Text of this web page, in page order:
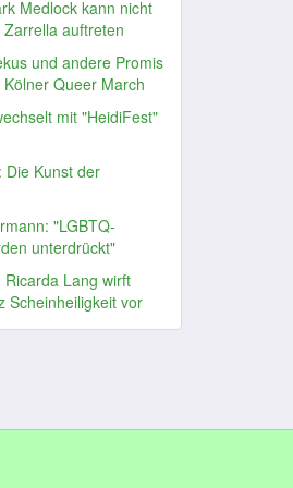
Medlock kann nicht
auftreten
und andere Promis
Queer March
mit "HeidiFest"
Die Kunst der
"LGBTQ-
unterdrückt"
Lang wirft
Scheinheiligkeit vor